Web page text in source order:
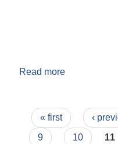
Read more
Pages
« first ‹
9
10 11